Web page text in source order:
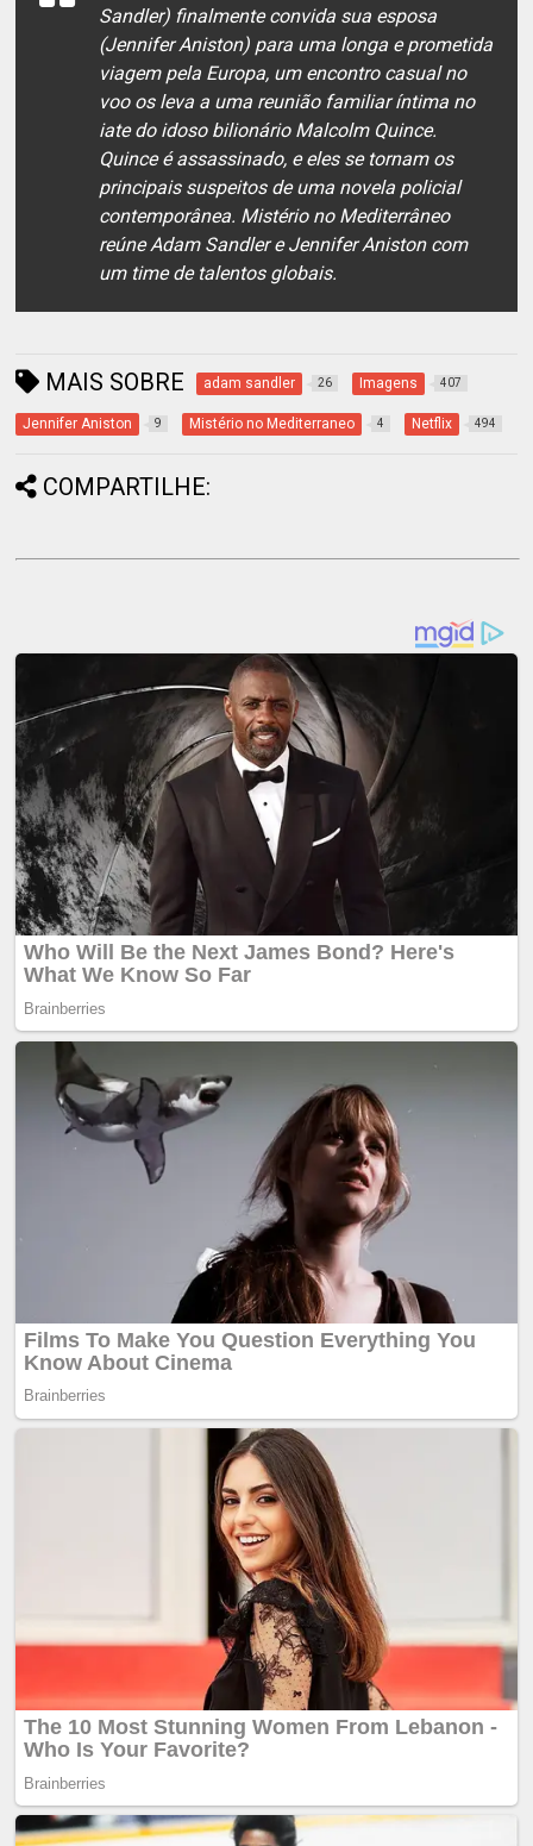
Sandler) finalmente convida sua esposa
(Jennifer Aniston) para uma longa e prometida
viagem pela Europa, um encontro casual no
voo os leva a uma reunião familiar íntima no
iate do idoso bilionário Malcolm Quince.
Quince é assassinado, e eles se tornam os
principais suspeitos de uma novela policial
contemporânea. Mistério no Mediterrâneo
reúne Adam Sandler e Jennifer Aniston com
um time de talentos globais.
MAIS SOBRE adam sandler 26 Imagens 407
Jennifer Aniston 9 Mistério no Mediterraneo 4 Netflix 494
COMPARTILHE: